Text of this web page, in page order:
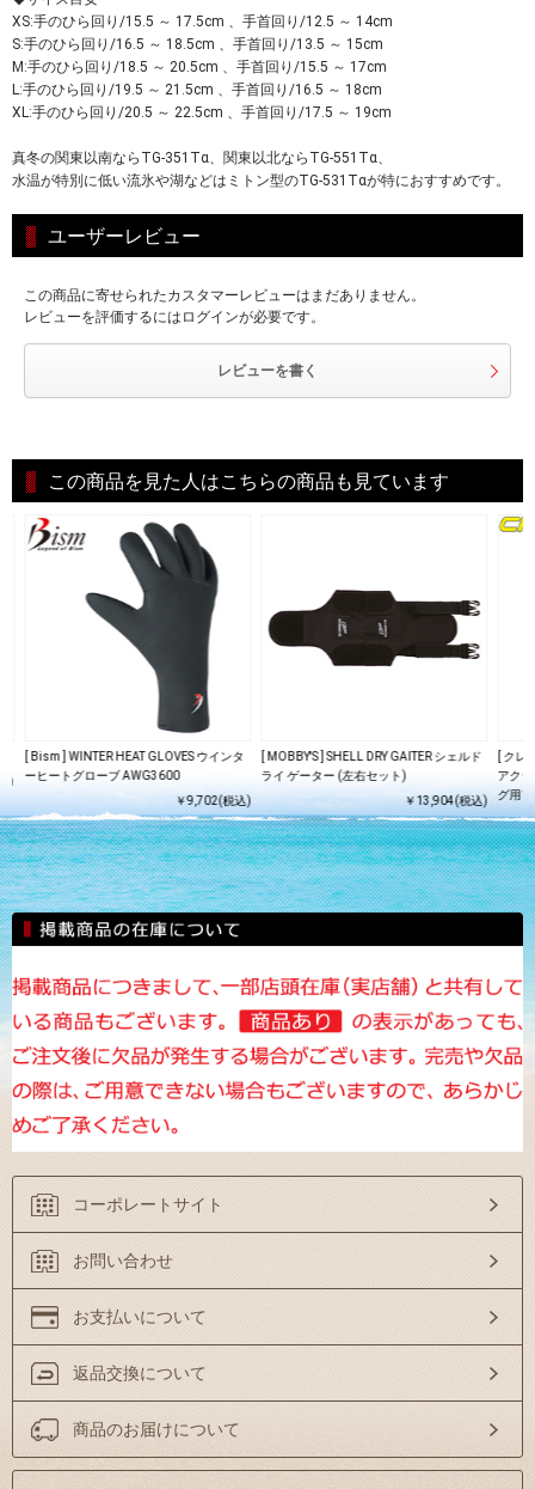
XS:手のひら回り/15.5 ～ 17.5cm 、手首回り/12.5 ～ 14cm
S:手のひら回り/16.5 ～ 18.5cm 、手首回り/13.5 ～ 15cm
M:手のひら回り/18.5 ～ 20.5cm 、手首回り/15.5 ～ 17cm
L:手のひら回り/19.5 ～ 21.5cm 、手首回り/16.5 ～ 18cm
XL:手のひら回り/20.5 ～ 22.5cm 、手首回り/17.5 ～ 19cm
真冬の関東以南ならTG-351Tα、関東以北ならTG-551Tα、
水温が特別に低い流氷や湖などはミトン型のTG-531Tαが特におすすめです。
ユーザーレビュー
この商品に寄せられたカスタマーレビューはまだありません。
レビューを評価するにはログインが必要です。
レビューを書く
この商品を見た人はこちらの商品も見ています
)
[ Bism ] WINTER HEAT GLOVES ウインタ
ーヒートグローブ AWG3600
￥9,702(税込)
[ MOBBY'S ] SHELL DRY GAITER シェルド
ライ ゲーター (左右セット)
￥13,904(税込)
[ クレ
アク
グ用
コーポレートサイト
お問い合わせ
お支払いについて
返品交換について
商品のお届けについて